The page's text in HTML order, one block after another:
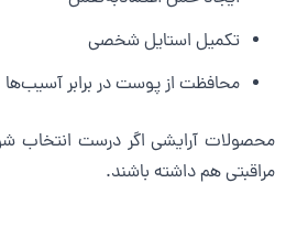
تکمیل استایل شخصی
محافظت از پوست در برابر آسیب‌ها
آرایشی اگر درست انتخاب
هم داشته باشند.